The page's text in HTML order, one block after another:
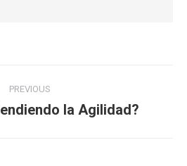
PREVIOUS
Previousla Agilidad?